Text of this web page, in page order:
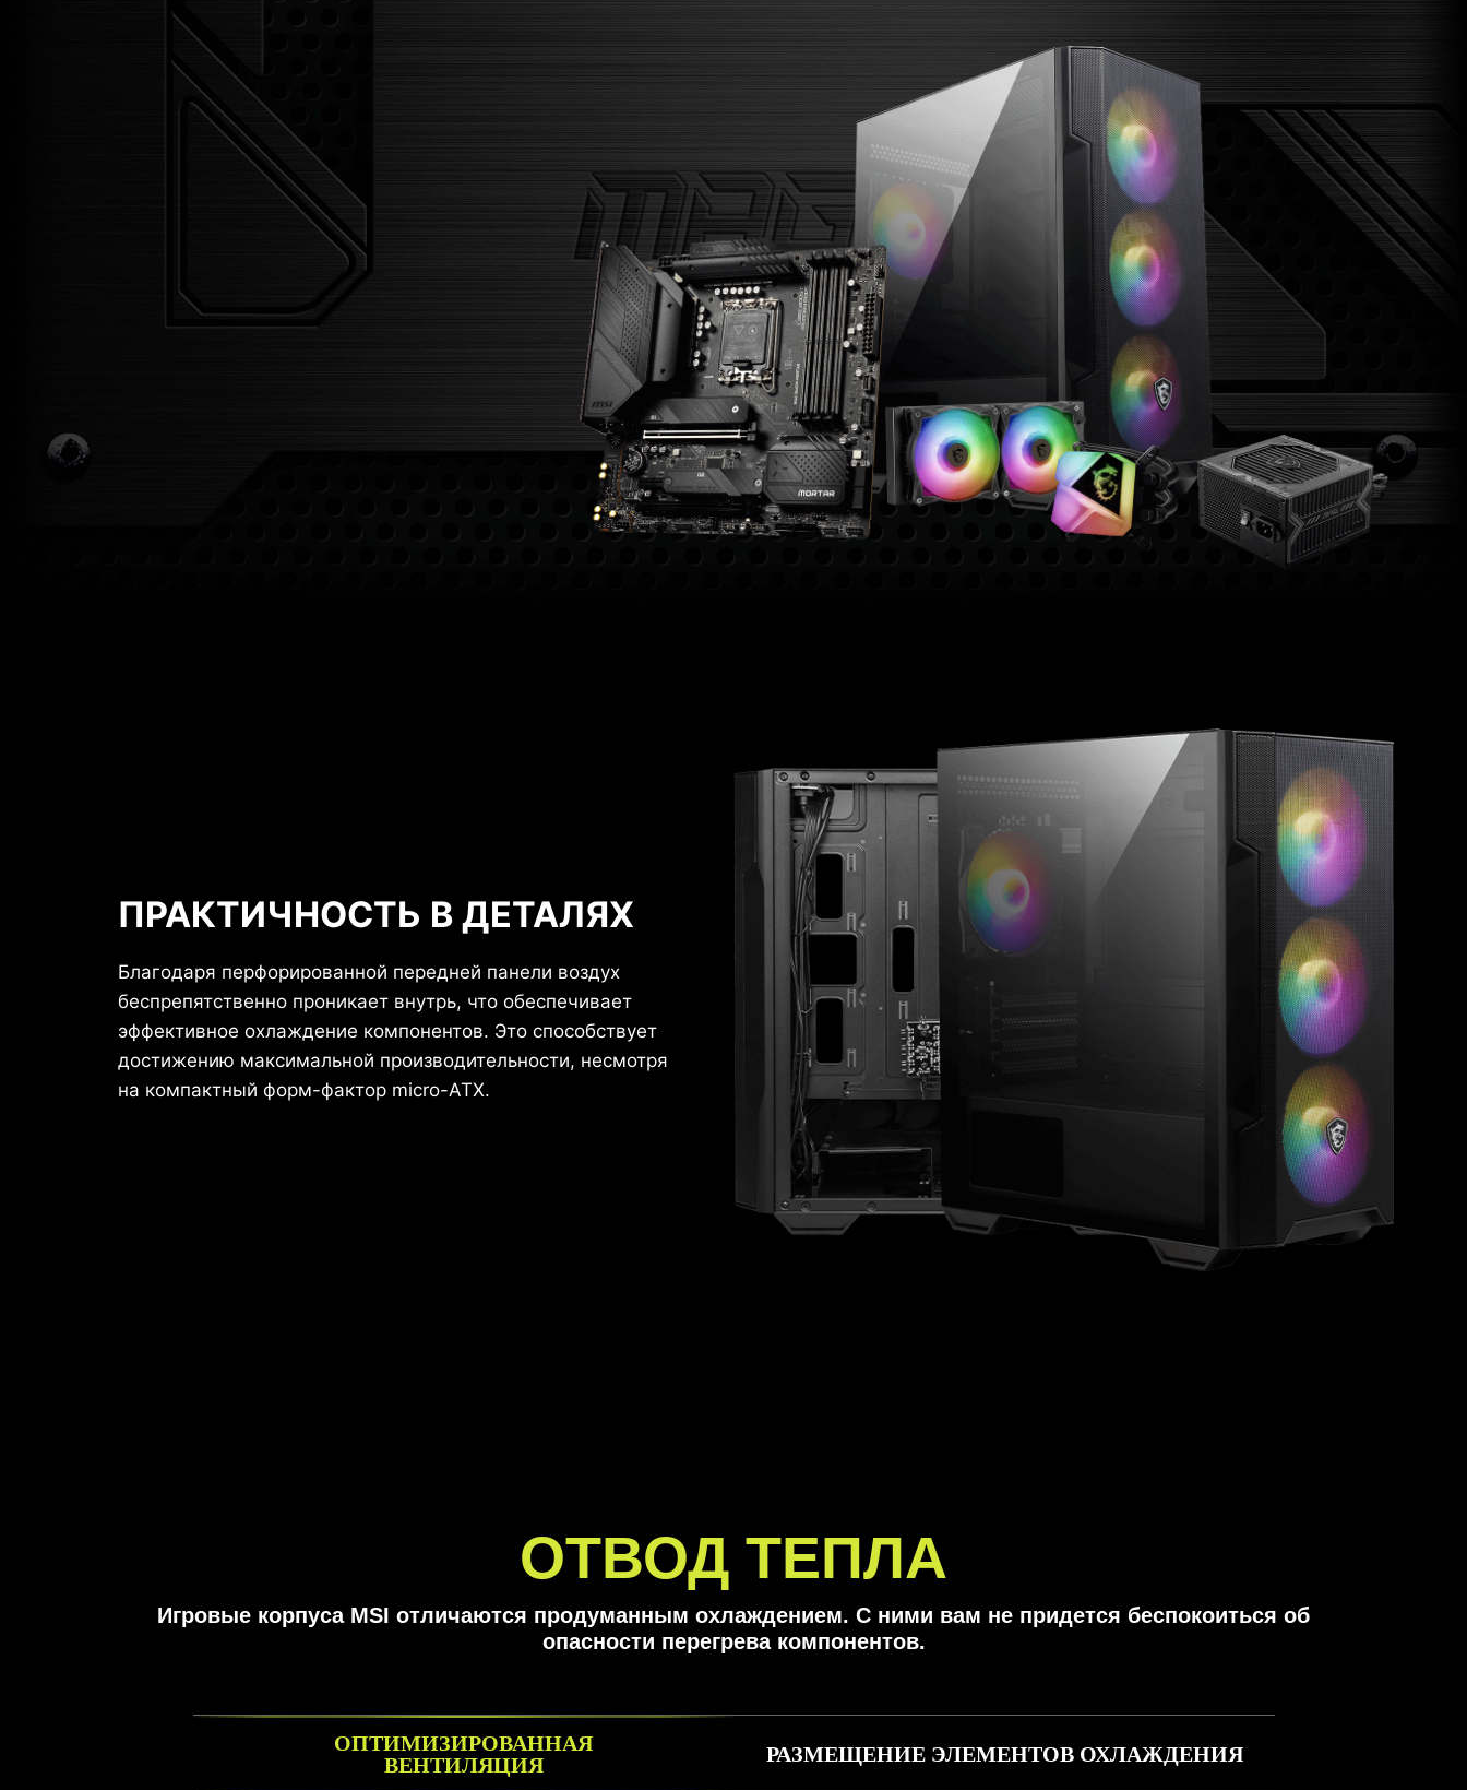
ПРАКТИЧНОСТЬ В ДЕТАЛЯХ
Благодаря перфорированной передней панели воздух
беспрепятственно проникает внутрь, что обеспечивает
эффективное охлаждение компонентов. Это способствует
достижению максимальной производительности, несмотря
на компактный форм-фактор micro-ATX.
ОТВОД ТЕПЛА
Игровые корпуса MSI отличаются продуманным охлаждением. С ними вам не придется беспокоиться об
опасности перегрева компонентов.
ОПТИМИЗИРОВАННАЯ
ВЕНТИЛЯЦИЯ РАЗМЕЩЕНИЕ ЭЛЕМЕНТОВ ОХЛАЖДЕНИЯ